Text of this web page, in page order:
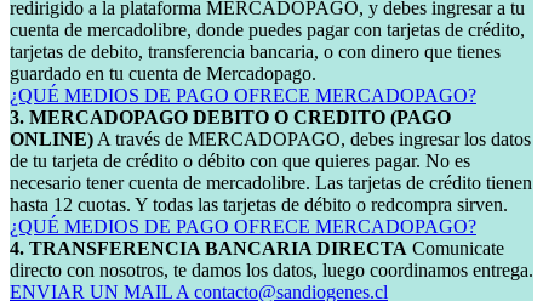
redirigido a la plataforma MERCADOPAGO, y debes ingresar a tu
cuenta de mercadolibre, donde puedes pagar con tarjetas de crédito,
tarjetas de debito, transferencia bancaria, o con dinero que tienes
guardado en tu cuenta de Mercadopago.
¿QUÉ MEDIOS DE PAGO OFRECE MERCADOPAGO?
3. MERCADOPAGO DEBITO O CREDITO (PAGO
ONLINE) A través de MERCADOPAGO, debes ingresar los datos
de tu tarjeta de crédito o débito con que quieres pagar. No es
necesario tener cuenta de mercadolibre. Las tarjetas de crédito tienen
hasta 12 cuotas. Y todas las tarjetas de débito o redcompra sirven.
¿QUÉ MEDIOS DE PAGO OFRECE MERCADOPAGO?
4. TRANSFERENCIA BANCARIA DIRECTA Comunicate
directo con nosotros, te damos los datos, luego coordinamos entrega.
ENVIAR UN MAIL A contacto@sandiogenes.cl